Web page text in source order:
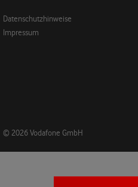
Datenschutzhinweise
Impressum
© 2026 Vodafone GmbH